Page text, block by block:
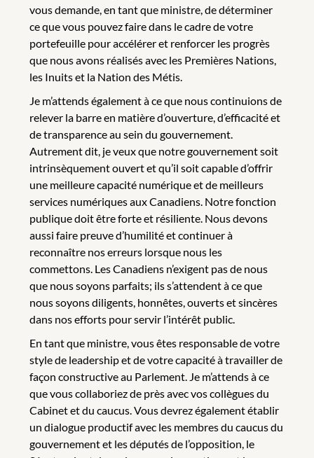
vous demande, en tant que ministre, de déterminer
ce que vous pouvez faire dans le cadre de votre
portefeuille pour accélérer et renforcer les progrès
que nous avons réalisés avec les Premières Nations,
les Inuits et la Nation des Métis.
Je m’attends également à ce que nous continuions de
relever la barre en matière d’ouverture, d’efficacité et
de transparence au sein du gouvernement.
Autrement dit, je veux que notre gouvernement soit
intrinsèquement ouvert et qu’il soit capable d’offrir
une meilleure capacité numérique et de meilleurs
services numériques aux Canadiens. Notre fonction
publique doit être forte et résiliente. Nous devons
aussi faire preuve d’humilité et continuer à
reconnaître nos erreurs lorsque nous les
commettons. Les Canadiens n’exigent pas de nous
que nous soyons parfaits; ils s’attendent à ce que
nous soyons diligents, honnêtes, ouverts et sincères
dans nos efforts pour servir l’intérêt public.
En tant que ministre, vous êtes responsable de votre
style de leadership et de votre capacité à travailler de
façon constructive au Parlement. Je m’attends à ce
que vous collaboriez de près avec vos collègues du
Cabinet et du caucus. Vous devrez également établir
un dialogue productif avec les membres du caucus du
gouvernement et les députés de l’opposition, le